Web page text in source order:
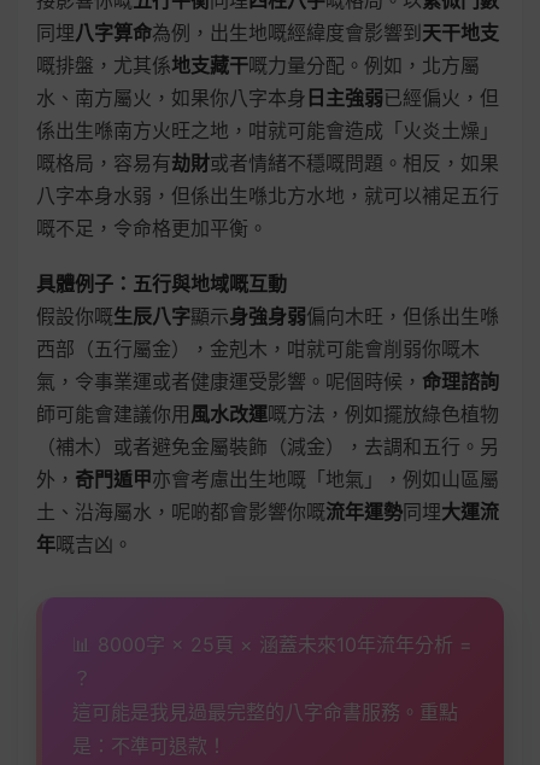
同埋八字算命為例，出生地嘅經緯度會影響到 天干地支
嘅排盤，尤其係地支藏干嘅力量分配。例如，北方屬
水、南方屬火，如果你八字本身 日主強弱已經偏火，但
係出生喺南方火旺之地，咁就可能會造成「火炎土燥」
嘅格局，容易有劫財或者情緒不穩嘅問題。相反，如果
八字本身水弱，但係出生喺北方水地，就可以補足五行
嘅不足，令命格更加平衡。
具體例子：五行與地域嘅互動
假設你嘅生辰八字顯示身強身弱偏向木旺，但係出生喺
西部（五行屬金），金剋木，咁就可能會削弱你嘅木
氣，令事業運或者健康運受影響。呢個時候， 命理諮詢
師可能會建議你用 風水改運嘅方法，例如擺放綠色植物
（補木）或者避免金屬裝飾（減金），去調和五行。另
外， 奇門遁甲亦會考慮出生地嘅「地氣」，例如山區屬
土、沿海屬水，呢啲都會影響你嘅流年運勢同埋大運流
年嘅吉凶。
📊 8000字 × 25頁 × 涵蓋未來10年流年分析 =
？
這可能是我見過最完整的八字命書服務。重點
是：不準可退款！